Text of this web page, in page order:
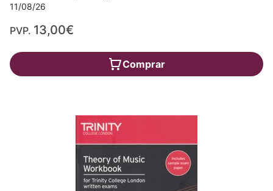
11/08/26
PVP. 13,00€
Comprar